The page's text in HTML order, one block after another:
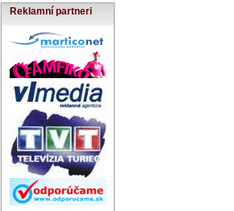
Reklamní partneri